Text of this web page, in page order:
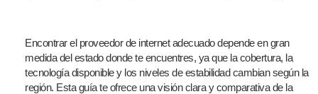
Encontrar el proveedor de internet adecuado depende en gran
medida del estado donde te encuentres, ya que la cobertura, la
tecnología disponible y los niveles de estabilidad cambian según la
región. Esta guía te ofrece una visión clara y comparativa de la